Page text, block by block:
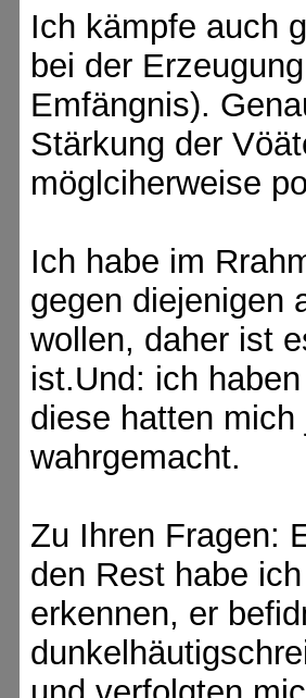
Ich kämpfe auch
bei der
Emfängnis).
Stärkung der
möglciherweise
Ich habe im
gegen diejenigen
wollen, daher ist
ist.Und: ich
diese hatten
wahrgemacht.
Zu Ihren Fragen:
den Rest habe
erkennen, er